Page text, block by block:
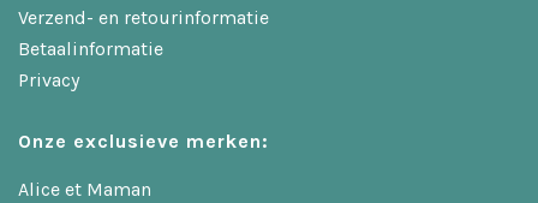
Verzend- en retourinformatie
Betaalinformatie
Privacy
Onze exclusieve merken:
Alice et Maman